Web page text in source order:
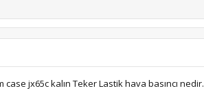
jx65c kalın Teker Lastik hava basıncı nedir.